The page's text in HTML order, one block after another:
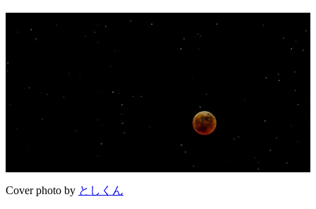
Cover photo by としくん